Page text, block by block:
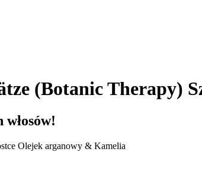
(Botanic Therapy)
Olejek arganowy & Kamelia